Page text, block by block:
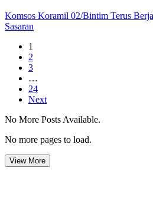
Komsos Koramil 02/Bintim Terus
Sasaran
1
2
3
…
24
Next
No More Posts Available.
No more pages to load.
View More